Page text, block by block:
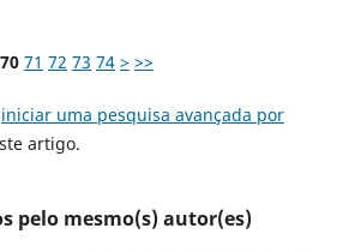
70 71 72 73 74 > >>
iniciar uma pesquisa avançada por
artigo.
pelo mesmo(s) autor(es)